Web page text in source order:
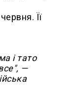
Її
і тато
—